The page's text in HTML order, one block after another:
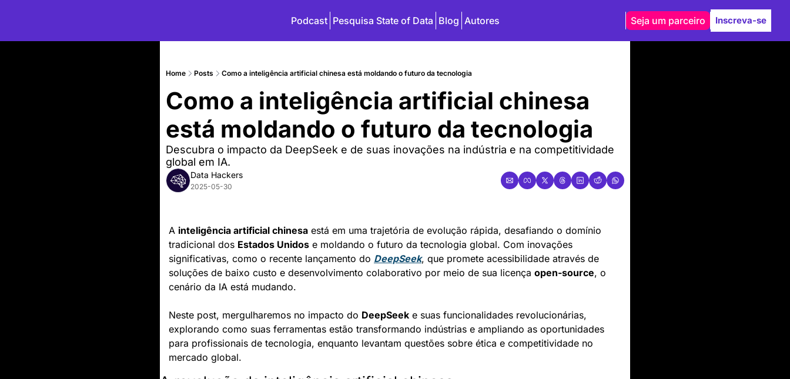
Podcast Pesquisa State of Data Blog Autores Seja um parceiro Inscreva-se
Home Posts Como a inteligência artificial chinesa está moldando o futuro da tecnologia
Como a inteligência artificial chinesa
está moldando o futuro da tecnologia
Descubra o impacto da DeepSeek e de suas inovações na indústria e na competitividade
global em IA.
Data Hackers
2025-05-30
A inteligência artificial chinesa está em uma trajetória de evolução rápida, desafiando o domínio
tradicional dos Estados Unidos e moldando o futuro da tecnologia global. Com inovações
significativas, como o recente lançamento do DeepSeek, que promete acessibilidade através de
soluções de baixo custo e desenvolvimento colaborativo por meio de sua licença open-source, o
cenário da IA está mudando.
Neste post, mergulharemos no impacto do DeepSeek e suas funcionalidades revolucionárias,
explorando como suas ferramentas estão transformando indústrias e ampliando as oportunidades
para profissionais de tecnologia, enquanto levantam questões sobre ética e competitividade no
mercado global.